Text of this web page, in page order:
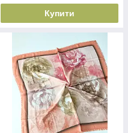
Купити